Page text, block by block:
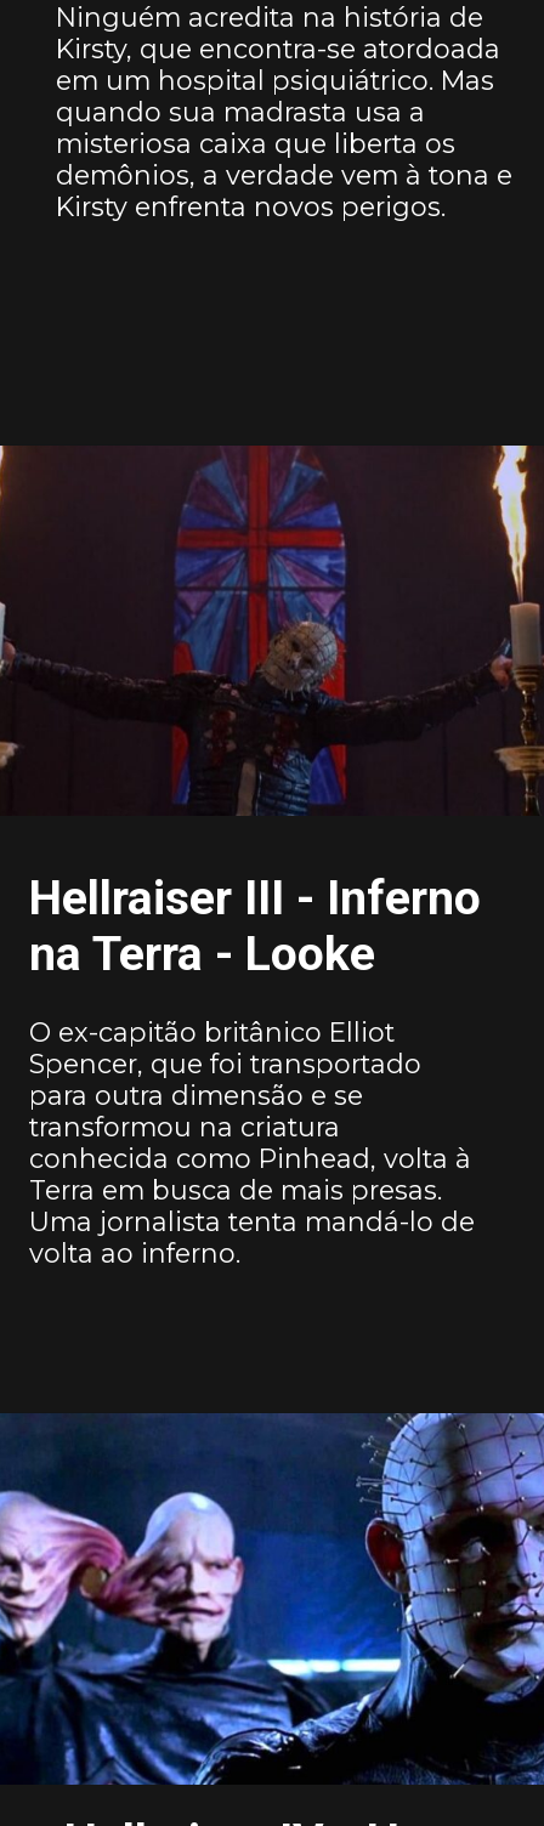
Ninguém acredita na história de
Kirsty, que encontra-se atordoada
em um hospital psiquiátrico. Mas
quando sua madrasta usa a
misteriosa caixa que liberta os
demônios, a verdade vem à tona e
Kirsty enfrenta novos perigos.
O ex-capitão britânico Elliot
Spencer, que foi transportado
para outra dimensão e se
transformou na criatura
conhecida como Pinhead, volta à
Terra em busca de mais presas.
Uma jornalista tenta mandá-lo de
volta ao inferno.
Hellraiser III - Inferno
na Terra - Looke